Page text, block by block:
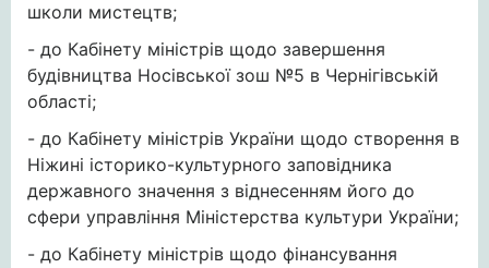
школи мистецтв;
- до Кабінету міністрів щодо завершення
будівництва Носівської зош №5 в Чернігівській
області;
- до Кабінету міністрів України щодо створення в
Ніжині історико-культурного заповідника
державного значення з віднесенням його до
сфери управління Міністерства культури України;
- до Кабінету міністрів щодо фінансування